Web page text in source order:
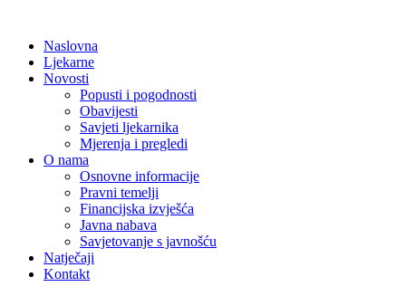
Naslovna
Ljekarne
Novosti
Popusti i pogodnosti
Obavijesti
Savjeti ljekarnika
Mjerenja i pregledi
O nama
Osnovne informacije
Pravni temelji
Financijska izvješća
Javna nabava
Savjetovanje s javnošću
Natječaji
Kontakt